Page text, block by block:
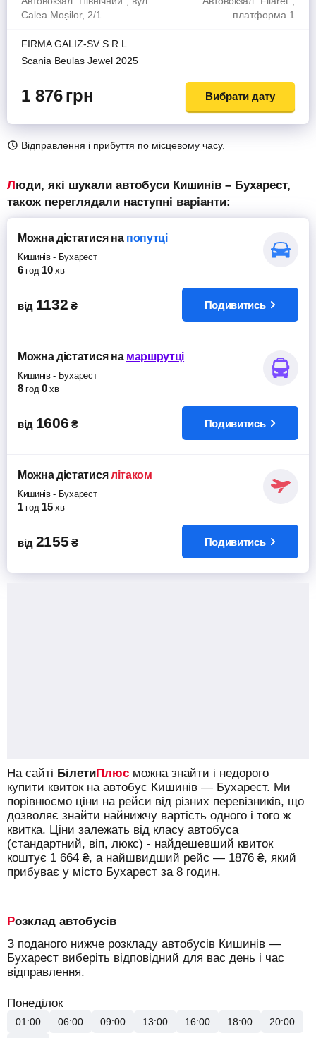
Calea Moșilor, 2/1
платформа 1
FIRMA GALIZ-SV S.R.L.
Scania Beulas Jewel 2025
1 876грн Вибрати дату
Відправлення і прибуття по місцевому часу.
Люди, які шукали автобуси Кишинів – Бухарест,
також переглядали наступні варіанти:
Можна дістатисяна попутці
Кишинів- Бухарест
6 год 10 хв
від 1132 ₴ Подивитись
Можна дістатисяна маршрутці
Кишинів- Бухарест
8 год 0 хв
від 1606 ₴ Подивитись
Можна дістатися літаком
Кишинів- Бухарест
1 год 15 хв
від 2155 ₴ Подивитись
На сайті БілетиПлюс можна знайти і недорого
купити квиток на автобус Кишинів — Бухарест. Ми
порівнюємо ціни на рейси від різних перевізників, що
дозволяє знайти найнижчу вартість одного і того ж
квитка. Ціни залежать від класу автобуса
(стандартний, віп, люкс) - найдешевший квиток
коштує 1 664 ₴, а найшвидший рейс — 1876 ₴, який
прибуває у місто Бухарест за 8 годин.
Розклад автобусів
З поданого нижче розкладу автобусів Кишинів —
Бухарест виберіть відповідний для вас день і час
відправлення.
Понеділок
01:00 06:00 09:00 13:00 16:00 18:00
20:00